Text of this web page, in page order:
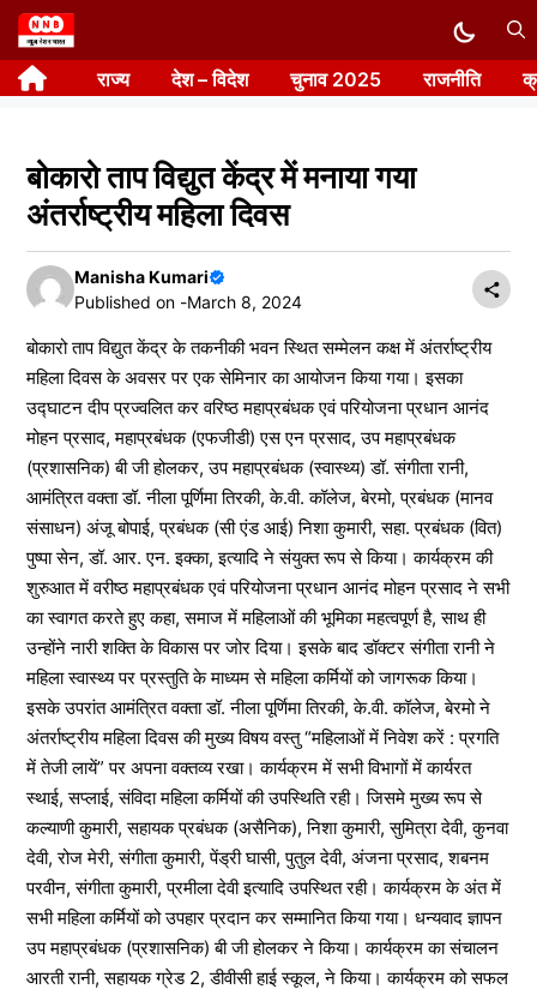
Skip
to
content राज्य देश – विदेश चुनाव 2025 राजनीति
बोकारो ताप विद्युत केंद्र में मनाया गया
अंतर्राष्ट्रीय महिला दिवस
Manisha Kumari
Published on -March 8, 2024
बोकारो ताप विद्युत केंद्र के तकनीकी भवन स्थित सम्मेलन कक्ष में अंतर्राष्ट्रीय
महिला दिवस के अवसर पर एक सेमिनार का आयोजन किया गया। इसका
उद्घाटन दीप प्रज्वलित कर वरिष्ठ महाप्रबंधक एवं परियोजना प्रधान आनंद
मोहन प्रसाद, महाप्रबंधक (एफजीडी) एस एन प्रसाद, उप महाप्रबंधक
(प्रशासनिक) बी जी होलकर, उप महाप्रबंधक (स्वास्थ्य) डॉ. संगीता रानी,
आमंत्रित वक्ता डॉ. नीला पूर्णिमा तिरकी, के.वी. कॉलेज, बेरमो, प्रबंधक (मानव
संसाधन) अंजू बोपाई, प्रबंधक (सी एंड आई) निशा कुमारी, सहा. प्रबंधक (वित)
पुष्पा सेन, डॉ. आर. एन. इक्का, इत्यादि ने संयुक्त रूप से किया। कार्यक्रम की
शुरुआत में वरीष्ठ महाप्रबंधक एवं परियोजना प्रधान आनंद मोहन प्रसाद ने सभी
का स्वागत करते हुए कहा, समाज में महिलाओं की भूमिका महत्वपूर्ण है, साथ ही
उन्होंने नारी शक्ति के विकास पर जोर दिया। इसके बाद डॉक्टर संगीता रानी ने
महिला स्वास्थ्य पर प्रस्तुति के माध्यम से महिला कर्मियों को जागरूक किया।
इसके उपरांत आमंत्रित वक्ता डॉ. नीला पूर्णिमा तिरकी, के.वी. कॉलेज, बेरमो ने
अंतर्राष्ट्रीय महिला दिवस की मुख्य विषय वस्तु “महिलाओं में निवेश करें : प्रगति
में तेजी लायें” पर अपना वक्तव्य रखा। कार्यक्रम में सभी विभागों में कार्यरत
स्थाई, सप्लाई, संविदा महिला कर्मियों की उपस्थिति रही। जिसमे मुख्य रूप से
कल्याणी कुमारी, सहायक प्रबंधक (असैनिक), निशा कुमारी, सुमित्रा देवी, कुनवा
देवी, रोज मेरी, संगीता कुमारी, पेंड्री घासी, पुतुल देवी, अंजना प्रसाद, शबनम
परवीन, संगीता कुमारी, प्रमीला देवी इत्यादि उपस्थित रही। कार्यक्रम के अंत में
सभी महिला कर्मियों को उपहार प्रदान कर सम्मानित किया गया। धन्यवाद ज्ञापन
उप महाप्रबंधक (प्रशासनिक) बी जी होलकर ने किया। कार्यक्रम का संचालन
आरती रानी, सहायक ग्रेड 2, डीवीसी हाई स्कूल, ने किया। कार्यक्रम को सफल